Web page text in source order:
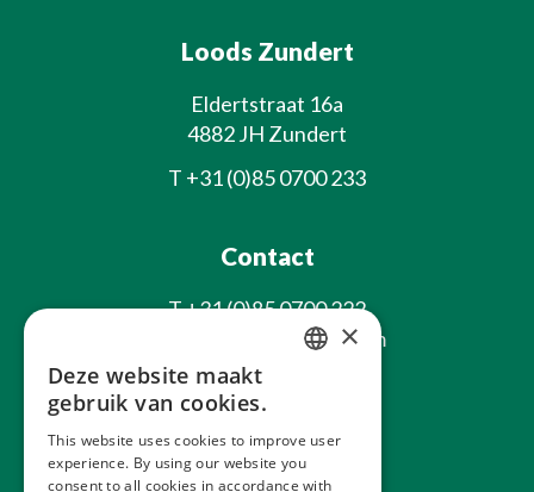
Loods Zundert
Eldertstraat 16a
4882 JH Zundert
T +31 (0)85 0700 233
Contact
T+31 (0)85 0700 222
info@laxsjonplants.com
Blijf op de hoogte
×
Deze website maakt
gebruik van cookies.
This website uses cookies to improve user
experience. By using our website you
consent to all cookies in accordance with